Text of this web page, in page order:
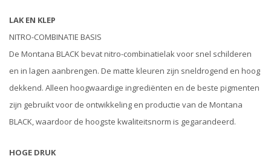
LAK EN KLEP
NITRO-COMBINATIE BASIS
De Montana BLACK bevat nitro-combinatielak voor snel schilderen
en in lagen aanbrengen. De matte kleuren zijn sneldrogend en hoog
dekkend. Alleen hoogwaardige ingrediënten en de beste pigmenten
zijn gebruikt voor de ontwikkeling en productie van de Montana
BLACK, waardoor de hoogste kwaliteitsnorm is gegarandeerd.
HOGE DRUK